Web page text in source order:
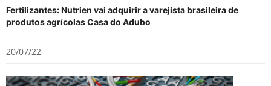
Fertilizantes: Nutrien vai adquirir a varejista brasileira de
produtos agrícolas Casa do Adubo
20/07/22